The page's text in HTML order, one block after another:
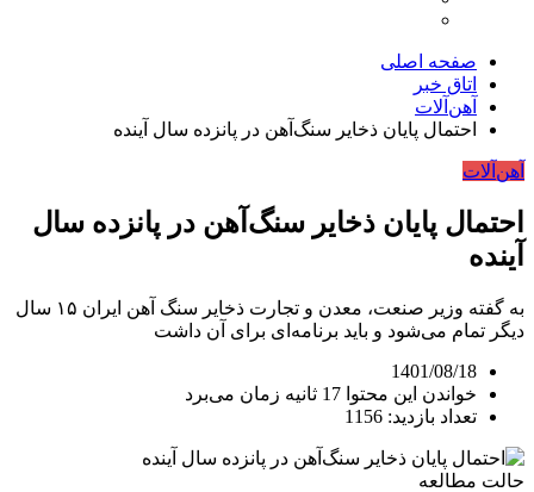
صفحه اصلی
اتاق خبر
آهن‌آلات
احتمال پایان ذخایر سنگ‌آهن در پانزده سال آینده
آهن‌آلات
احتمال پایان ذخایر سنگ‌آهن در پانزده سال
آینده
به گفته وزیر صنعت، معدن و تجارت ذخایر سنگ آهن ایران ۱۵ سال
دیگر تمام می‌شود و باید برنامه‌ای برای آن داشت
1401/08/18
خواندن این محتوا 17 ثانیه زمان می‌برد
تعداد بازدید: 1156
حالت مطالعه